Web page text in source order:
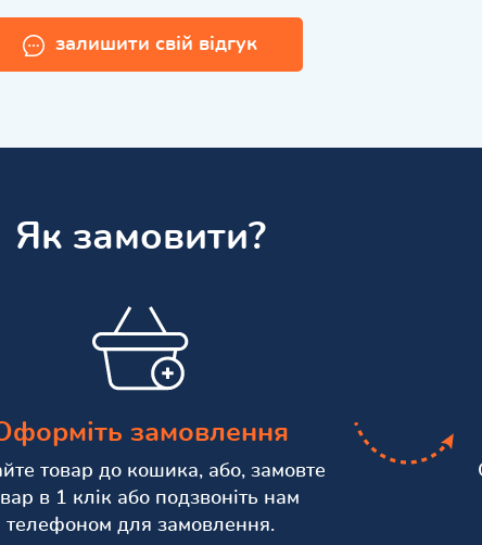
залишити свій відгук
Як замовити?
замовлення
товар до кошика, або, замовте
в 1 клік або подзвоніть нам
телефоном для замовлення.